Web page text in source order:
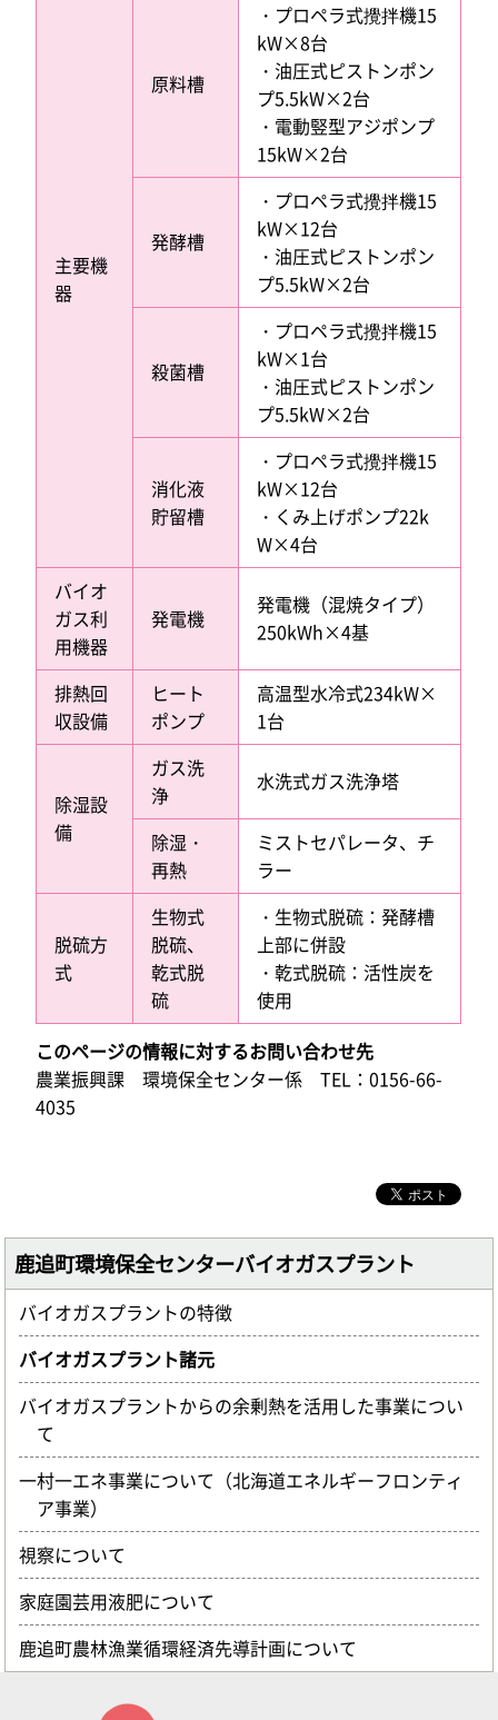
主要機
器
原料槽
・プロペラ式攪拌機15
kW×8台
・油圧式ピストンポン
プ5.5kW×2台
・電動竪型アジポンプ
15kW×2台
発酵槽
・プロペラ式攪拌機15
kW×12台
・油圧式ピストンポン
プ5.5kW×2台
殺菌槽
・プロペラ式攪拌機15
kW×1台
・油圧式ピストンポン
プ5.5kW×2台
消化液
貯留槽
・プロペラ式攪拌機15
kW×12台
・くみ上げポンプ22k
W×4台
バイオ
ガス利
用機器
発電機
発電機（混焼タイプ）
250kWh×4基
排熱回
収設備
ヒート
ポンプ
高温型水冷式234kW×
1台
除湿設
備
ガス洗
浄
水洗式ガス洗浄塔
除湿・
再熱
ミストセパレータ、チ
ラー
脱硫方
式
生物式
脱硫、
乾式脱
硫
・生物式脱硫：発酵槽
上部に併設
・乾式脱硫：活性炭を
使用
このページの情報に対するお問い合わせ先
農業振興課 環境保全センター係 TEL：0156-66-
4035
鹿追町環境保全センターバイオガスプラント
バイオガスプラントの特徴
バイオガスプラント諸元
バイオガスプラントからの余剰熱を活用した事業につい
て
一村一エネ事業について（北海道エネルギーフロンティ
ア事業）
視察について
家庭園芸用液肥について
鹿追町農林漁業循環経済先導計画について